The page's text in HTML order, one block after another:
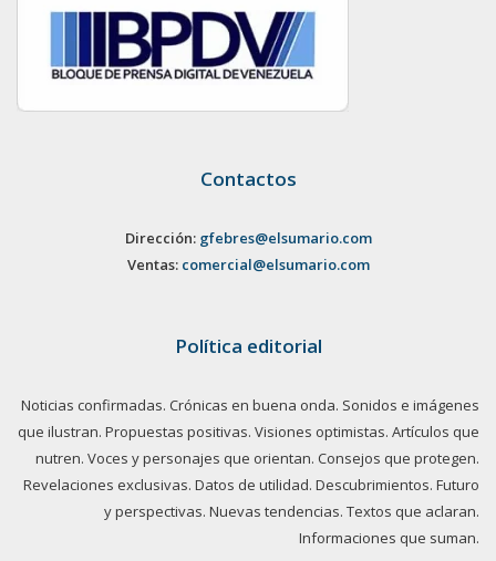
Contactos
Dirección: gfebres@elsumario.com
Ventas: comercial@elsumario.com
Política editorial
Noticias confirmadas. Crónicas en buena onda. Sonidos e imágenes
que ilustran. Propuestas positivas. Visiones optimistas. Artículos que
nutren. Voces y personajes que orientan. Consejos que protegen.
Revelaciones exclusivas. Datos de utilidad. Descubrimientos. Futuro
y perspectivas. Nuevas tendencias. Textos que aclaran.
Informaciones que suman.